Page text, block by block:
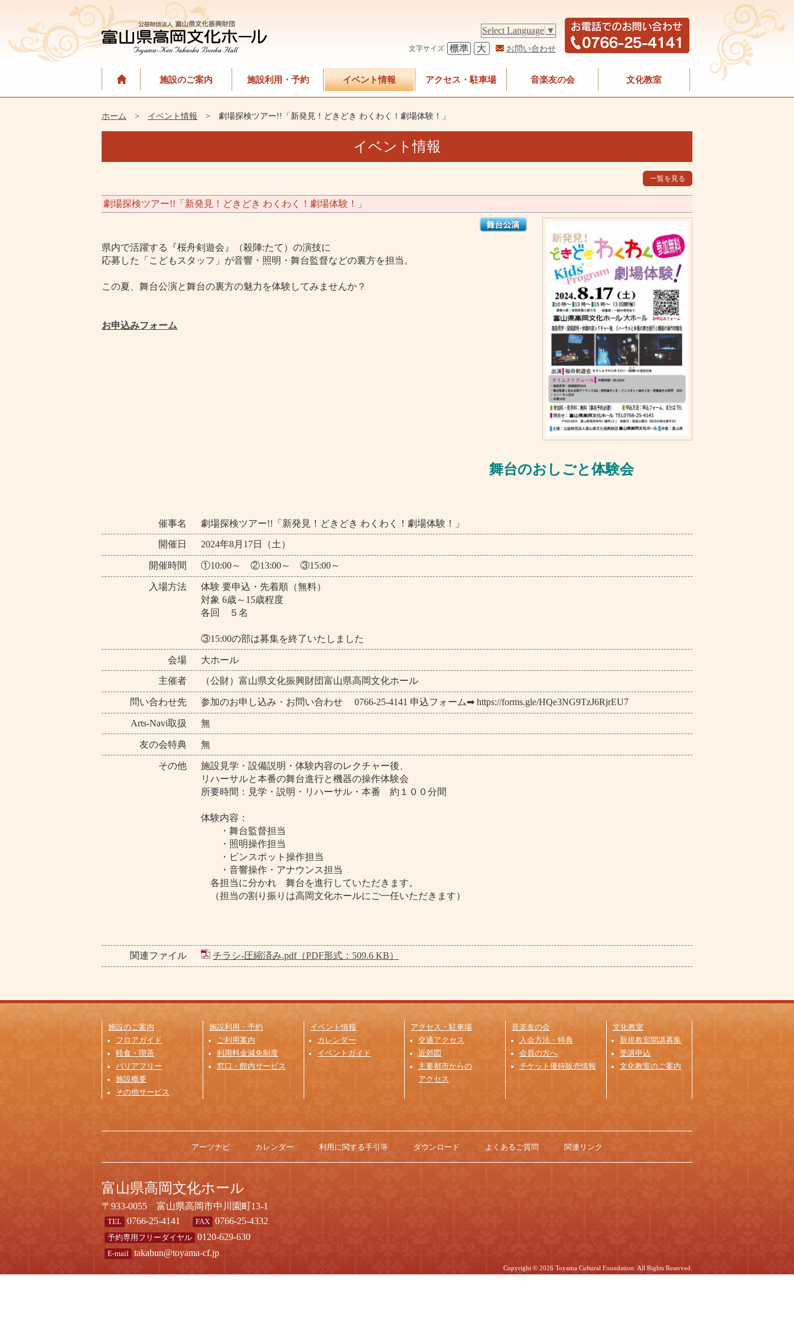
Select Language ▼
文字サイズ お問い合わせ
施設のご案内 施設利用・予約 イベント情報 アクセス・駐車場 音楽友の会 文化教室
ホーム > イベント情報 > 劇場探検ツアー!!「新発見！どきどき わくわく！劇場体験！」
イベント情報
一覧を見る
劇場探検ツアー!!「新発見！どきどき わくわく！劇場体験！」
県内で活躍する『桜舟剣遊会』（殺陣:たて）の演技に
応募した「こどもスタッフ」が音響・照明・舞台監督などの裏方を担当。
この夏、舞台公演と舞台の裏方の魅力を体験してみませんか？
お申込みフォーム
舞台のおしごと体験会
催事名 劇場探検ツアー!!「新発見！どきどき わくわく！劇場体験！」
開催日 2024年8月17日（土）
開催時間 ①10:00～ ②13:00～ ③15:00～
入場方法
体験 要申込・先着順（無料）
対象 6歳～15歳程度
各回 ５名
③15:00の部は募集を終了いたしました
会場 大ホール
主催者 （公財）富山県文化振興財団富山県高岡文化ホール
問い合わせ先 参加のお申し込み・お問い合わせ 0766-25-4141 申込フォーム➡ https://forms.gle/HQe3NG9TzJ6RjrEU7
Arts-Navi取扱 無
友の会特典 無
その他
施設見学・設備説明・体験内容のレクチャー後、
リハーサルと本番の舞台進行と機器の操作体験会
所要時間：見学・説明・リハーサル・本番 約１００分間
体験内容：
・舞台監督担当
・照明操作担当
・ピンスポット操作担当
・音響操作・アナウンス担当
各担当に分かれ 舞台を進行していただきます。
（担当の割り振りは高岡文化ホールにご一任いただきます）
関連ファイル チラシ-圧縮済み.pdf（PDF形式：509.6 KB）
施設のご案内
フロアガイド
軽食・喫茶
バリアフリー
施設概要
その他サービス
施設利用・予約
ご利用案内
利用料金減免制度
窓口・館内サービス
イベント情報
カレンダー
イベントガイド
アクセス・駐車場
交通アクセス
近郊図
主要都市からの
アクセス
音楽友の会
入会方法・特典
会員の方へ
チケット優待販売情報
文化教室
新規教室開講募集
受講申込
文化教室のご案内
アーツナビ カレンダー 利用に関する手引等 ダウンロード よくあるご質問 関連リンク
富山県高岡文化ホール
〒933-0055 富山県高岡市中川園町13-1
TEL 0766-25-4141 FAX 0766-25-4332
予約専用フリーダイヤル 0120-629-630
E-mail takabun@toyama-cf.jp
Copyright © 2026 Toyama Cultural Foundation. All Rights Reserved.